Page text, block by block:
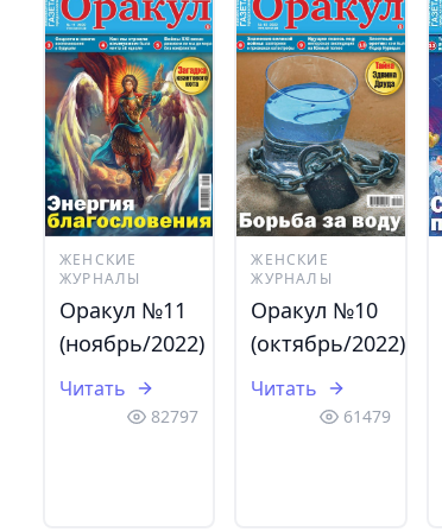
ЖЕНСКИЕ
ЖУРНАЛЫ
Оракул №11
(ноябрь/2022)
Читать
82797
ЖЕНСКИЕ
ЖУРНАЛЫ
Оракул №10
(октябрь/2022)
Читать
61479